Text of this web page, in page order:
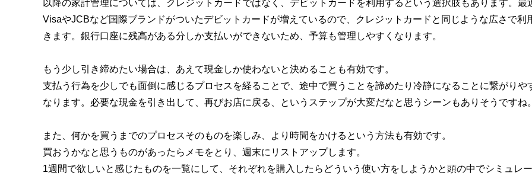
以降の家計管理については、クレジットカードではなく、デビットカードを利用するという選択肢もあります。最
VisaやJCBなど国際ブランドがついたデビットカードが増えているので、クレジットカードと同じような広さで利
きます。銀行口座に残高がある分しか支払いができないため、予算も管理しやすくなります。
もう少し引き締めたい場合は、あえて現金しか使わないと決めることも有効です。
支払う行為を少しでも面倒に感じるプロセスを経ることで、途中で買うことを諦めたり冷静になることに繋がりや
なります。必要な現金を引き出して、再びお店に戻る、というステップが大変だなと思うシーンもありそうですね。
また、何かを買うまでのプロセスそのものを楽しみ、より時間をかけるという方法も有効です。
買おうかなと思うものがあったらメモをとり、週末にリストアップします。
1週間で欲しいと感じたものを一覧にして、それぞれを購入したらどういう使い方をしようかと頭の中でシミュレ